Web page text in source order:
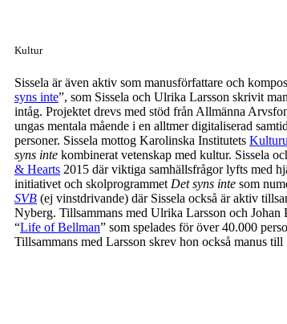
Kultur
Sissela är även aktiv som manusförfattare och
syns inte”, som Sissela och Ulrika Larsson skrivit
intåg. Projektet drevs med stöd från Allmänna
ungas mentala mående i en alltmer digitaliserad
personer. Sissela mottog Karolinska Institutets
syns inte kombinerat vetenskap med kultur. Sissela
& Hearts 2015 där viktiga samhällsfrågor lyfts med
initiativet och skolprogrammet Det syns inte som
SVB (ej vinstdrivande) där Sissela också är aktiv
Nyberg. Tillsammans med Ulrika Larsson och Johan
“Life of Bellman” som spelades för över 40.000
Tillsammans med Larsson skrev hon också manus